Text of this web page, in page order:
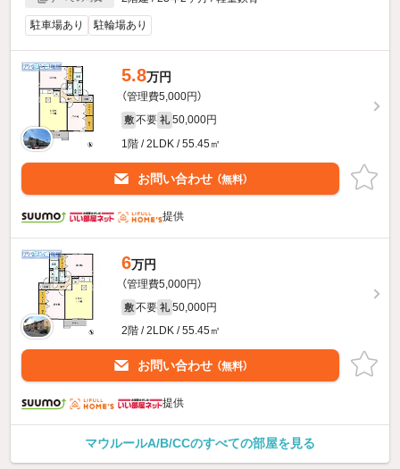
駐車場あり 駐輪場あり
5.8万円
（管理費5,000円）
敷 不要 礼 50,000円
1階 / 2LDK / 55.45㎡
お問い合わせ （無料）
提供
6万円
（管理費5,000円）
敷 不要 礼 50,000円
2階 / 2LDK / 55.45㎡
お問い合わせ （無料）
提供
マウルールA/B/CCのすべての部屋を見る